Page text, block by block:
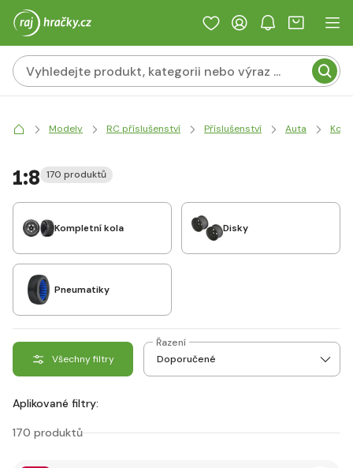
Modely RC příslušenství Příslušenství Auta
1:8 170 produktů
Kompletní kola Disky
Pneumatiky
Všechny filtry
Řazení
Aplikované filtry:
170 produktů